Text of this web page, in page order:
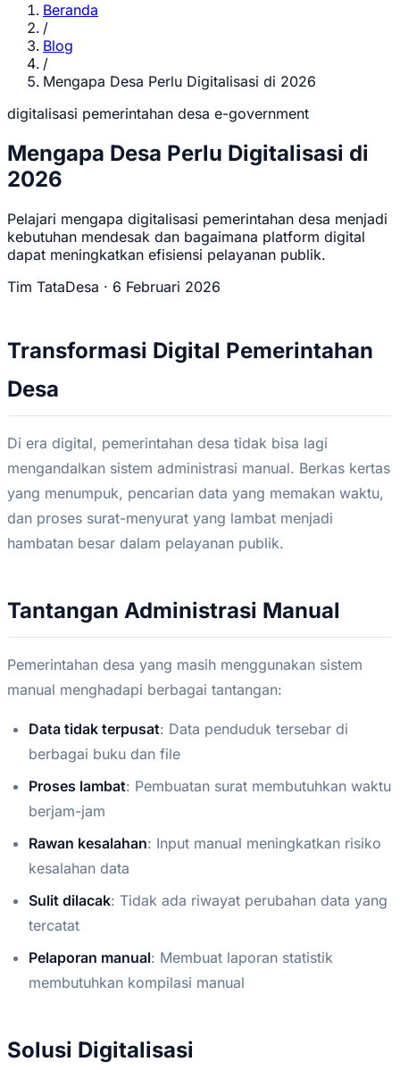
Beranda
/
Blog
/
Mengapa Desa Perlu Digitalisasi di 2026
digitalisasi pemerintahan desa e-government
Mengapa Desa Perlu Digitalisasi di
2026
Pelajari mengapa digitalisasi pemerintahan desa menjadi
kebutuhan mendesak dan bagaimana platform digital
dapat meningkatkan efisiensi pelayanan publik.
Tim TataDesa · 6 Februari 2026
Transformasi Digital Pemerintahan
Desa
Di era digital, pemerintahan desa tidak bisa lagi
mengandalkan sistem administrasi manual. Berkas kertas
yang menumpuk, pencarian data yang memakan waktu,
dan proses surat-menyurat yang lambat menjadi
hambatan besar dalam pelayanan publik.
Tantangan Administrasi Manual
Pemerintahan desa yang masih menggunakan sistem
manual menghadapi berbagai tantangan:
Data tidak terpusat: Data penduduk tersebar di
berbagai buku dan file
Proses lambat: Pembuatan surat membutuhkan waktu
berjam-jam
Rawan kesalahan: Input manual meningkatkan risiko
kesalahan data
Sulit dilacak: Tidak ada riwayat perubahan data yang
tercatat
Pelaporan manual: Membuat laporan statistik
membutuhkan kompilasi manual
Solusi Digitalisasi